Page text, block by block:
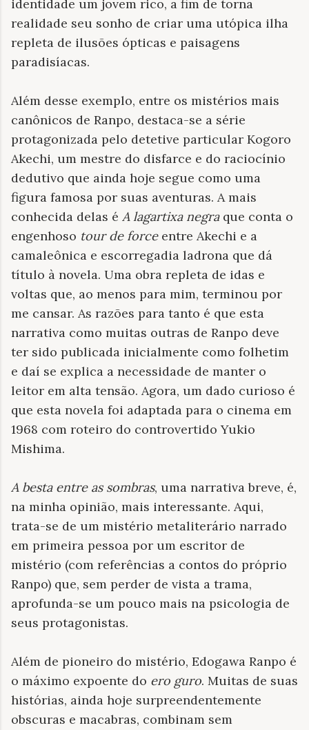
identidade um jovem rico, a fim de torna
realidade seu sonho de criar uma utópica ilha
repleta de ilusões ópticas e paisagens
paradisíacas.
Além desse exemplo, entre os mistérios mais
canônicos de Ranpo, destaca-se a série
protagonizada pelo detetive particular Kogoro
Akechi, um mestre do disfarce e do raciocínio
dedutivo que ainda hoje segue como uma
figura famosa por suas aventuras. A mais
conhecida delas é A lagartixa negraque conta o
engenhoso tour de forceentre Akechi e a
camaleônica e escorregadia ladrona que dá
título à novela. Uma obra repleta de idas e
voltas que, ao menos para mim, terminou por
me cansar. As razões para tanto é que esta
narrativa como muitas outras de Ranpo deve
ter sido publicada inicialmente como folhetim
e daí se explica a necessidade de manter o
leitor em alta tensão. Agora, um dado curioso é
que esta novela foi adaptada para o cinema em
1968 com roteiro do controvertido Yukio
Mishima.
A besta entre as sombras, uma narrativa breve, é,
na minha opinião, mais interessante. Aqui,
trata-se de um mistério metaliterário narrado
em primeira pessoa por um escritor de
mistério (com referências a contos do próprio
Ranpo) que, sem perder de vista a trama,
aprofunda-se um pouco mais na psicologia de
seus protagonistas.
Além de pioneiro do mistério, Edogawa Ranpo é
o máximo expoente do ero guro. Muitas de suas
histórias, ainda hoje surpreendentemente
obscuras e macabras, combinam sem